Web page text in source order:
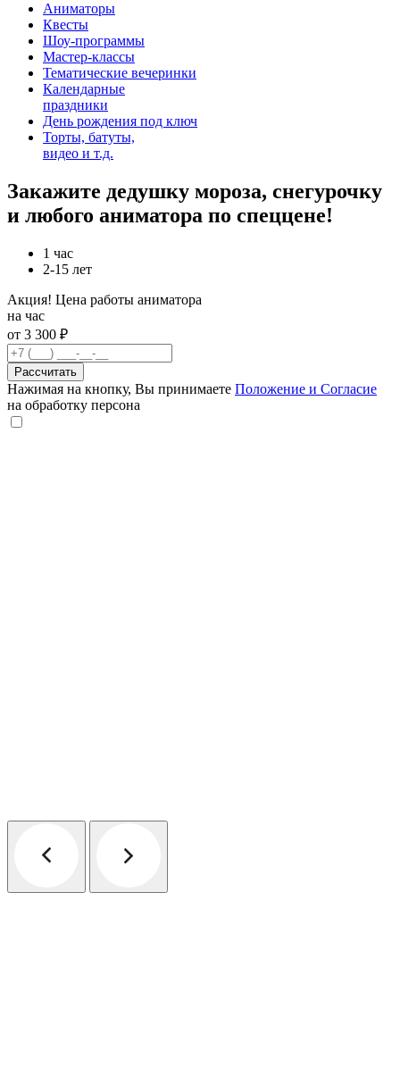
Аниматоры
Квесты
Шоу-программы
Мастер-классы
Тематические вечеринки
Календарные
праздники
День рождения под ключ
Торты, батуты,
видео и т.д.
Закажите дедушку мороза, снегурочку
и любого аниматора по спеццене!
1 час
2-15 лет
Акция! Цена работы аниматора
на час
от 3 300 ₽
Рассчитать
Нажимая на кнопку, Вы принимаете Положение и Согласие
на обработку персона